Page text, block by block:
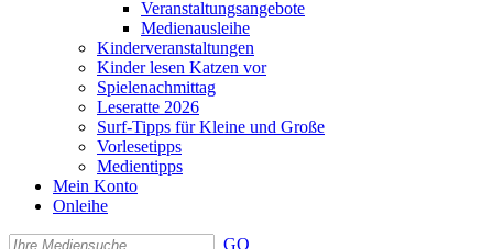
Veranstaltungsangebote
Medienausleihe
Kinderveranstaltungen
Kinder lesen Katzen vor
Spielenachmittag
Leseratte 2026
Surf-Tipps für Kleine und Große
Vorlesetipps
Medientipps
Mein Konto
Onleihe
GO